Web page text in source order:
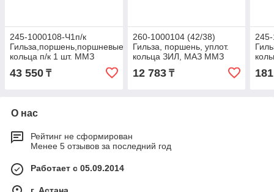
245-1000108-Ч1п/к
Гильза,поршень,поршневые
кольца п/к 1 шт. ММЗ
(палец D=42) (Чешский
43 550 ₸
260-1000104 (42/38)
Гильза, поршень, уплот.
кольца ЗИЛ, МАЗ ММЗ
Д-245 Е-0/1 (п/к, под пал.
ф=42мм .)
12 783₸
О нас
Рейтинг не сформирован
Менее 5 отзывов за последний год
Работает с 05.09.2014
г. Астана